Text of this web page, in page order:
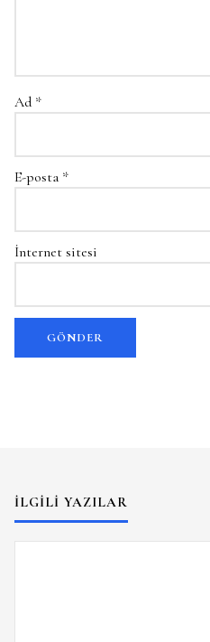
Ad *
E-posta *
İnternet sitesi
İLGILI YAZILAR